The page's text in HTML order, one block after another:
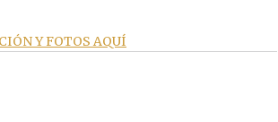
Y FOTOS AQUÍ